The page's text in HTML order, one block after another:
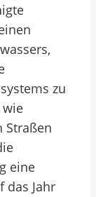
zu
wie
Straßen
eine
das Jahr